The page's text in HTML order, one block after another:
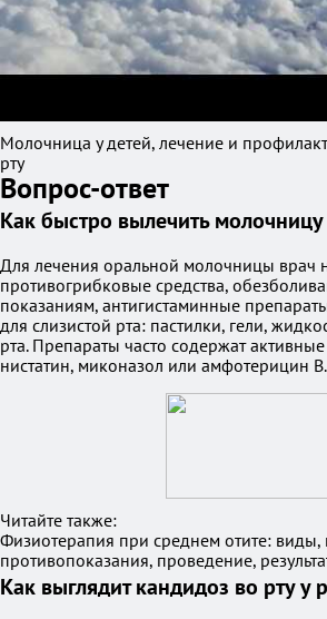
Молочница у детей, лечение и
рту
Вопрос-ответ
Как быстро вылечить молочницу
Для лечения оральной молочницы врач
противогрибковые средства,
показаниям, антигистаминные
для слизистой рта: пастилки, гели,
рта. Препараты часто содержат
нистатин, миконазол или амфотерицин В.
Читайте также:
Физиотерапия при среднем отите: виды,
противопоказания, проведение,
Как выглядит кандидоз во рту у